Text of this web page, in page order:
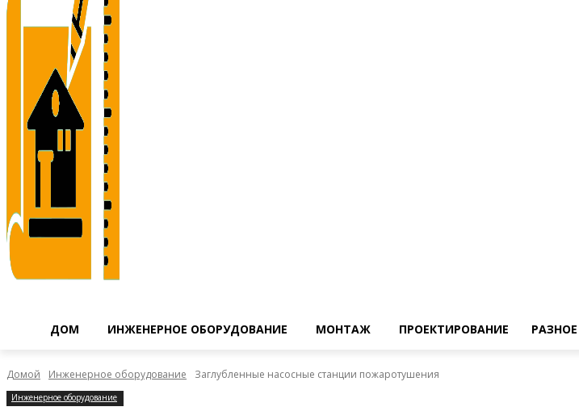
ДОМ ИНЖЕНЕРНОЕ ОБОРУДОВАНИЕ МОНТАЖ ПРОЕКТИРОВАНИЕ РАЗНОЕ
Домой Инженерное оборудование Заглубленные насосные станции пожаротушения
Инженерное оборудование